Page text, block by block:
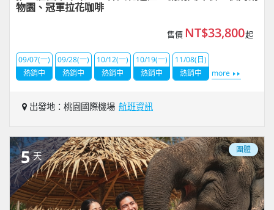
物園、冠軍拉花咖啡
售價 NT$33,800起
09/07(一)
熱銷中
09/28(一)
熱銷中
10/12(一)
熱銷中
10/19(一)
熱銷中
11/08(日)
熱銷中
more
出發地：桃園國際機場 航班資訊
5 天
團體